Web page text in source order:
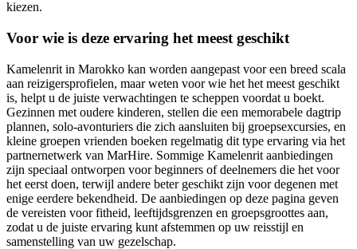
kiezen.
Voor wie is deze ervaring het meest geschikt
Kamelenrit in Marokko kan worden aangepast voor een breed scala
aan reizigersprofielen, maar weten voor wie het het meest geschikt
is, helpt u de juiste verwachtingen te scheppen voordat u boekt.
Gezinnen met oudere kinderen, stellen die een memorabele dagtrip
plannen, solo-avonturiers die zich aansluiten bij groepsexcursies, en
kleine groepen vrienden boeken regelmatig dit type ervaring via het
partnernetwerk van MarHire. Sommige Kamelenrit aanbiedingen
zijn speciaal ontworpen voor beginners of deelnemers die het voor
het eerst doen, terwijl andere beter geschikt zijn voor degenen met
enige eerdere bekendheid. De aanbiedingen op deze pagina geven
de vereisten voor fitheid, leeftijdsgrenzen en groepsgroottes aan,
zodat u de juiste ervaring kunt afstemmen op uw reisstijl en
samenstelling van uw gezelschap.